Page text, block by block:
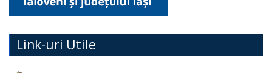
Link-uri Utile